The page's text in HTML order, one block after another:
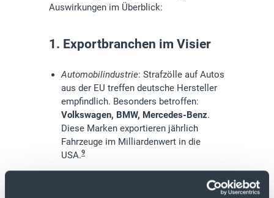
Auswirkungen im Überblick:
1. Exportbranchen im Visier
Automobilindustrie: Strafzölle auf Autos
aus der EU treffen deutsche Hersteller
empfindlich. Besonders betroffen:
Volkswagen, BMW, Mercedes-Benz.
Diese Marken exportieren jährlich
Fahrzeuge im Milliardenwert in die
USA.9
verteuern Produkte dieser Branchen,